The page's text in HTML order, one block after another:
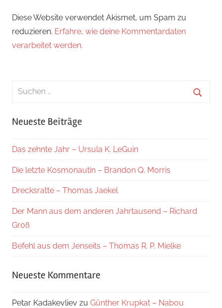
Diese Website verwendet Akismet, um Spam zu
reduzieren. Erfahre, wie deine Kommentardaten
verarbeitet werden.
Suchen
Neueste Beiträge
Das zehnte Jahr – Ursula K. LeGuin
Die letzte Kosmonautin – Brandon Q. Morris
Drecksratte – Thomas Jaekel
Der Mann aus dem anderen Jahrtausend – Richard
Groß
Befehl aus dem Jenseits – Thomas R. P. Mielke
Neueste Kommentare
Petar Kadakevliev zu Günther Krupkat – Nabou